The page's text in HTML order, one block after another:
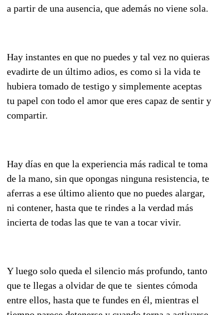
a partir de una ausencia, que además no viene sola.
Hay instantes en que no puedes y tal vez no quieras
evadirte de un último adios, es como si la vida te
hubiera tomado de testigo y simplemente aceptas
tu papel con todo el amor que eres capaz de sentir y
compartir.
Hay días en que la experiencia más radical te toma
de la mano, sin que opongas ninguna resistencia, te
aferras a ese último aliento que no puedes alargar,
ni contener, hasta que te rindes a la verdad más
incierta de todas las que te van a tocar vivir.
Y luego solo queda el silencio más profundo, tanto
que te llegas a olvidar de que te sientes cómoda
entre ellos, hasta que te fundes en él, mientras el